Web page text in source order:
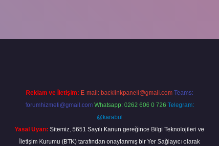
Reklam ve İletişim: E-mail: backlinkpaneli@gmail.com Teams:
forumhizmeti@gmail.com Whatsapp: 0262 606 0 726 Telegram:
@karabul
Yasal Uyarı: Sitemiz, 5651 Sayılı Kanun gereğince Bilgi Teknolojileri ve
İletişim Kurumu (BTK) tarafından onaylanmış bir Yer Sağlayıcı olarak